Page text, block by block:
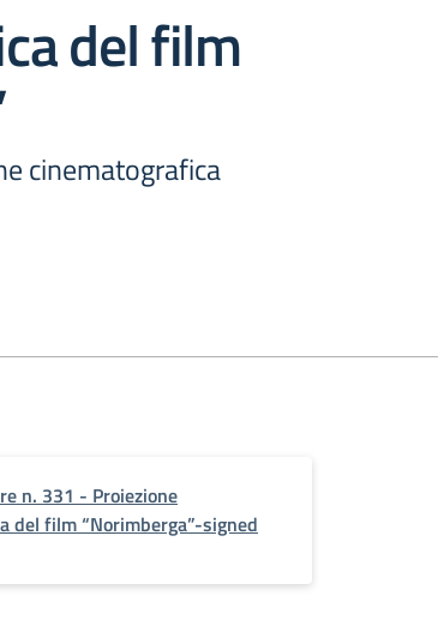
del film
cinematografica
n. 331 - Proiezione
del film “Norimberga”-signed